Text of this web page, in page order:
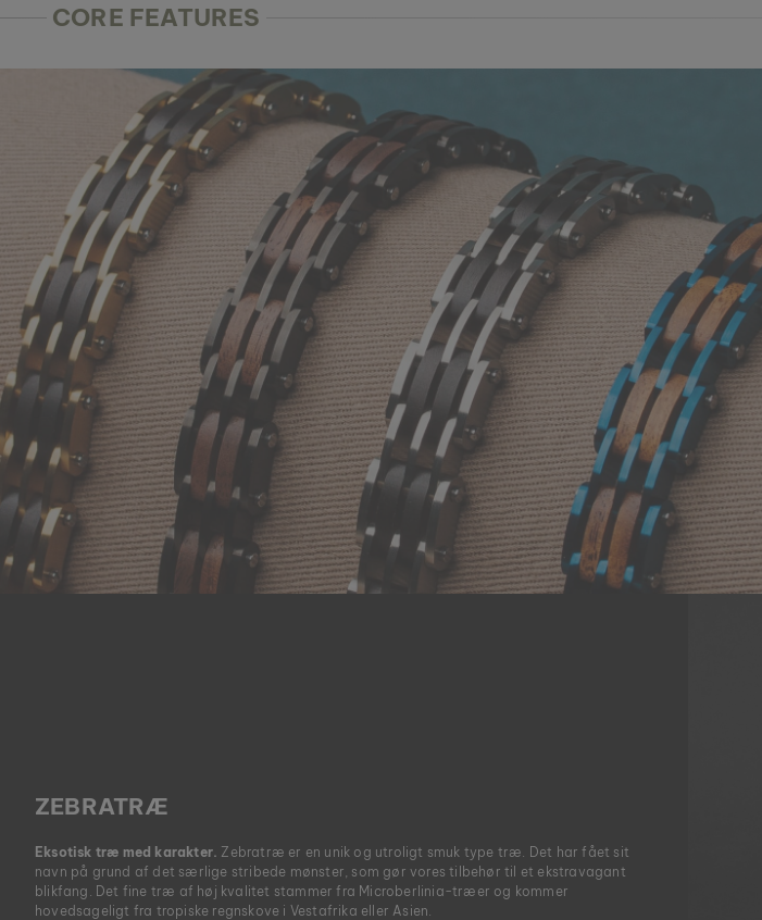
CORE FEATURES
ZEBRATRÆ
Eksotisk træ med karakter. Zebratræ er en unik og utroligt smuk type træ. Det har fået sit
navn på grund af det særlige stribede mønster, som gør vores tilbehør til et ekstravagant
blikfang. Det fine træ af høj kvalitet stammer fra Microberlinia-træer og kommer
hovedsageligt fra tropiske regnskove i Vestafrika eller Asien.